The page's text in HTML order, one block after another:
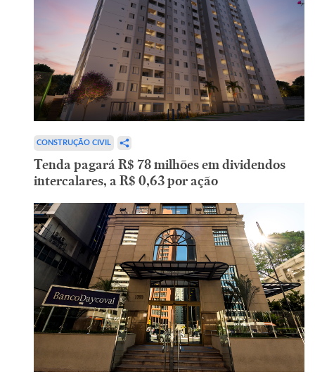
CONSTRUÇÃO CIVIL
Tenda pagará R$ 78 milhões em dividendos
intercalares, a R$ 0,63 por ação